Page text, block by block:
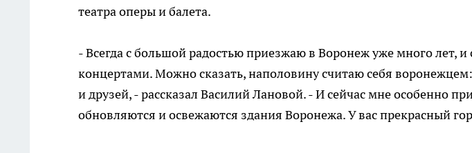
театра оперы и балета.
- Всегда с большой радостью приезжаю в Воронеж уже много лет,
концертами. Можно сказать, наполовину считаю себя
и друзей, - рассказал Василий Лановой. - И сейчас мне особенно
обновляются и освежаются здания Воронежа. У вас прекрасный